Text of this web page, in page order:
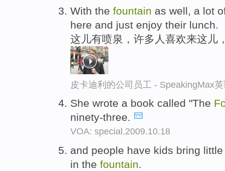
With the fountain as well, a lot
here and just enjoy their lunch.
这儿有喷泉，许多人喜欢来这儿
皮卡迪利的公司员工 - SpeakingMax
She wrote a book called "The
ninety-three.
VOA: special.2009.10.18
and people have kids bring
in the fountain.